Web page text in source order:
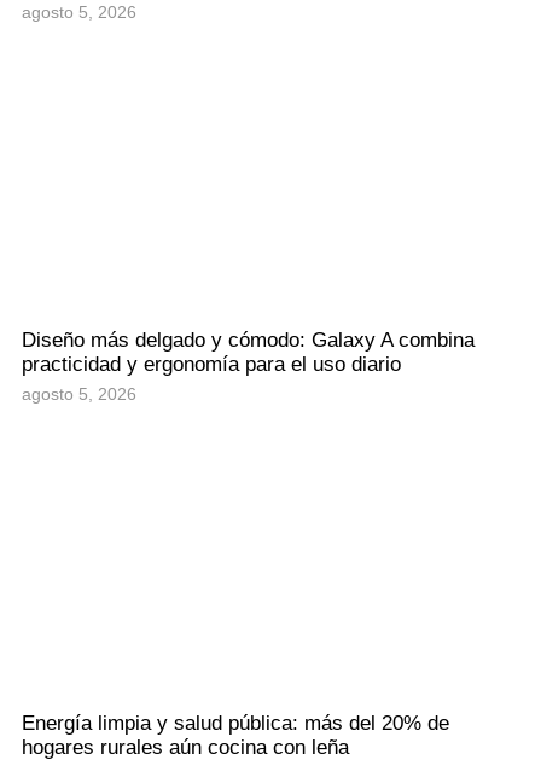
agosto 5, 2026
Diseño más delgado y cómodo: Galaxy A combina
practicidad y ergonomía para el uso diario
agosto 5, 2026
Energía limpia y salud pública: más del 20% de
hogares rurales aún cocina con leña